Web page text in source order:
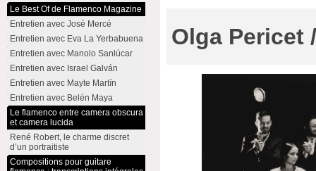
Olga Pericet
Le Best Of de Flamenco Magazine
Entretien avec José Mercé
Entretien avec Eva La Yerbabuena
Entretien avec Manolo Sanlúcar
Entretien avec Israel Galván
Entretien avec Mayte Martín
Entretien avec Belén Maya
Le flamenco entre camera obscura
et camera lucida
René Robert, le charme discret
d’un portraitiste
Compositions pour guitare